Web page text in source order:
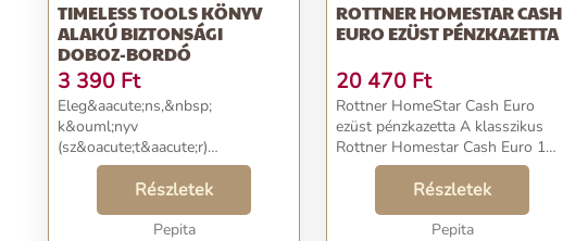
TIMELESS TOOLS KÖNYV
ALAKÚ BIZTONSÁGI
DOBOZ-BORDÓ
3 390 Ft
Eleg&aacute;ns,&nbsp;
k&ouml;nyv
(sz&oacute;t&aacute;r)
alak&uacute;, f&eacute;m
biztons&aacute;gi sz&eacute;f.
Kisebb
&eacute;rt&eacute;kt&aacute;rgyak
Részletek
Pepita
ROTTNER HOMESTAR CASH
EURO EZÜST PÉNZKAZETTA
20 470 Ft
Rottner HomeStar Cash Euro
ezüst pénzkazetta A klasszikus
Rottner Homestar Cash Euro 1
szürke pénzkazetta, ideális
pénztárolásra és pénzszállításra. -
A praktikus HomeStar EURO1
pénzszámláló kazet...
Részletek
Pepita